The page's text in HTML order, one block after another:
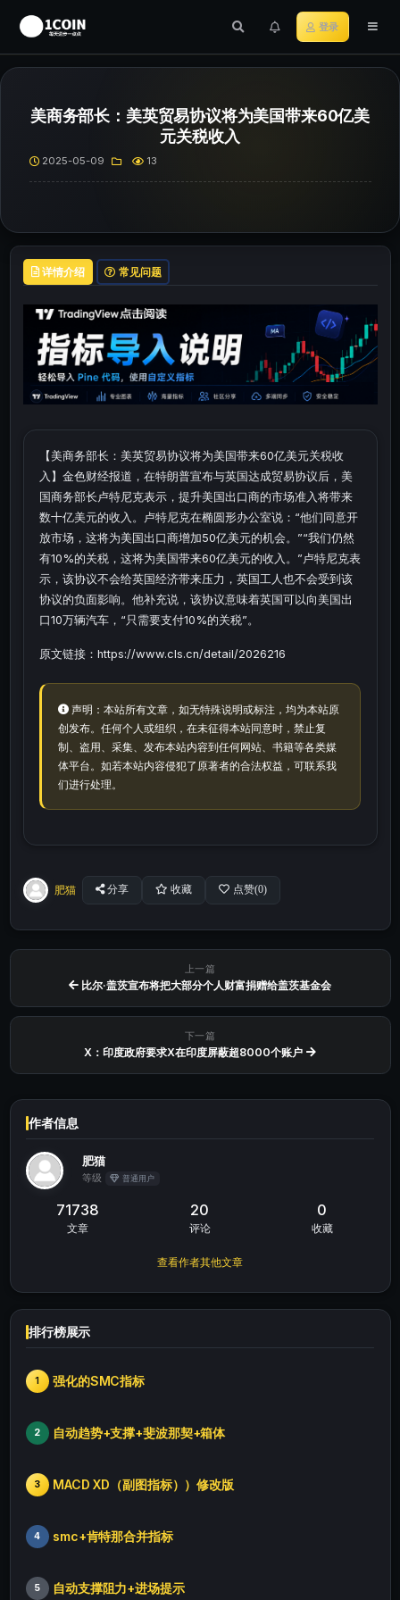
登录
美商务部长：美英贸易协议将为美国带来60亿美
元关税收入
2025-05-09 13
详情介绍 常见问题
【美商务部长：美英贸易协议将为美国带来60亿美元关税收
入】金色财经报道，在特朗普宣布与英国达成贸易协议后，美
国商务部长卢特尼克表示，提升美国出口商的市场准入将带来
数十亿美元的收入。卢特尼克在椭圆形办公室说：“他们同意开
放市场，这将为美国出口商增加50亿美元的机会。”“我们仍然
有10%的关税，这将为美国带来60亿美元的收入。”卢特尼克表
示，该协议不会给英国经济带来压力，英国工人也不会受到该
协议的负面影响。他补充说，该协议意味着英国可以向美国出
口10万辆汽车，“只需要支付10%的关税”。
原文链接：https://www.cls.cn/detail/2026216
声明：本站所有文章，如无特殊说明或标注，均为本站原
创发布。任何个人或组织，在未征得本站同意时，禁止复
制、盗用、采集、发布本站内容到任何网站、书籍等各类媒
体平台。如若本站内容侵犯了原著者的合法权益，可联系我
们进行处理。
肥猫 分享 收藏 点赞(0)
上一篇
比尔·盖茨宣布将把大部分个人财富捐赠给盖茨基金会
下一篇
X：印度政府要求X在印度屏蔽超8000个账户
作者信息
肥猫
等级 普通用户
71738
文章
20
评论
0
收藏
查看作者其他文章
排行榜展示
1 强化的SMC指标
2 自动趋势+支撑+斐波那契+箱体
3 MACD XD（副图指标））修改版
4 smc+肯特那合并指标
5 自动支撑阻力+进场提示